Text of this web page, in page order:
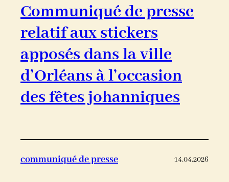
Communiqué de presse
relatif aux stickers
apposés dans la ville
d’Orléans à l’occasion
des fêtes johanniques
communiqué de presse 14.04.2026